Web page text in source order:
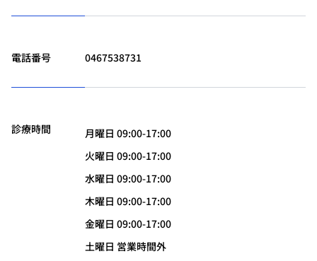
電話番号 0467538731
診療時間
月曜日 09:00-17:00
火曜日 09:00-17:00
水曜日 09:00-17:00
木曜日 09:00-17:00
金曜日 09:00-17:00
土曜日 営業時間外